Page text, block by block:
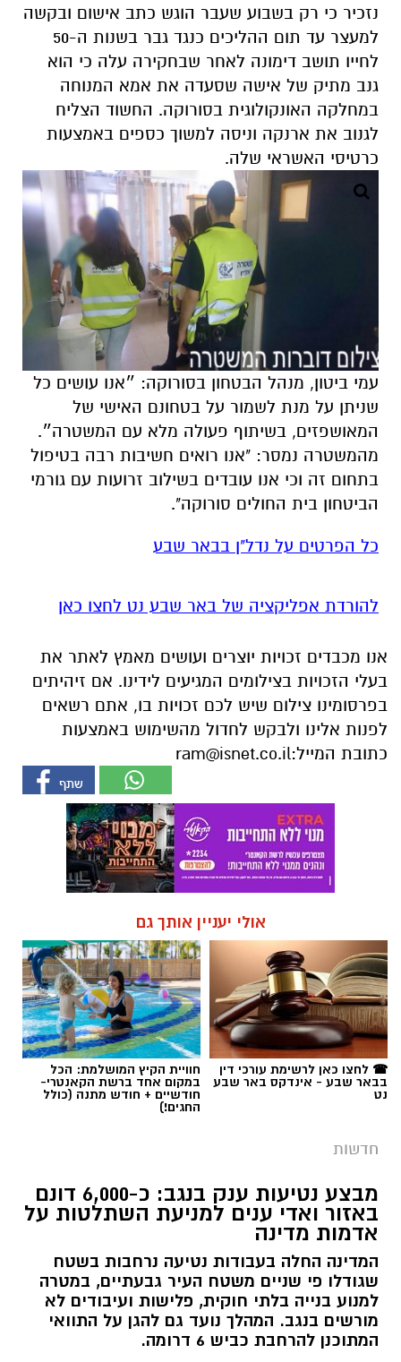
במחלקה האונקולוגית בסורוקה. החשוד הצליח
לגנוב את ארנקה וניסה למשוך כספים באמצעות
כרטיסי האשראי שלה.
עמי ביטון, מנהל הבטחון בסורוקה: ״אנו עושים כל
שניתן על מנת לשמור על בטחונם האישי של
המאושפזים, בשיתוף פעולה מלא עם המשטרה״.
מהמשטרה נמסר: "אנו רואים חשיבות רבה בטיפול
בתחום זה וכי אנו עובדים בשילוב זרועות עם גורמי
הביטחון בית החולים סורוקה".
כל הפרטים על נדל"ן בבאר שבע
להורדת אפליקציה של באר שבע נט לחצו כאן
בפרסומינו צילום שיש לכם זכויות בו, אתם רשאים
כתובת המייל:ram@isnet.co.il
אולי יעניין אותך גם
☎ לחצו כאן לרשימת עורכי דין
בבאר שבע - אינדקס באר שבע
נט
חוויית הקיץ המושלמת: הכל
במקום אחד ברשת הקאנטרי-
חודשיים + חודש מתנה (כולל
החגים!)
חדשות
מבצע נטיעות ענק בנגב: כ-6,000 דונם
אדמות מדינה
שגודלו פי שניים משטח העיר גבעתיים, במטרה
למנוע בנייה בלתי חוקית, פלישות ועיבודים לא
מורשים בנגב. המהלך נועד גם להגן על התוואי
המתוכנן להרחבת כביש 6 דרומה.
רותם שרון / 11:32 08.08.26 קרא עוד
אולי יעניין אותך גם